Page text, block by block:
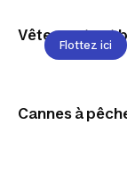
Flottez ici
Vêtements et
Cannes à